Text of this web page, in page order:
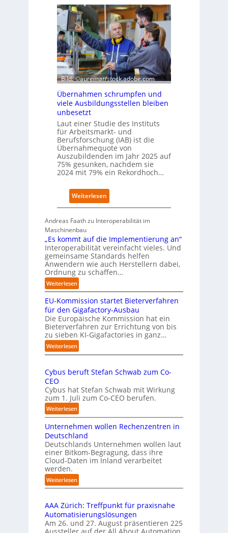
S
I
-
I
n
d
e
x
a
f
P
a
t
z
1
u
t
s
c
h
e
W
i
r
s
c
a
f
t
z
e
i
t
s
i
h
o
b
u
s
Bild: ©auremar/stock.adobe.com
Übernahmen schrumpfen und
viele Ausbildungsstellen bleiben
unbesetzt
Laut einer Studie des Instituts
für Arbeitsmarkt- und
Berufsforschung (IAB) ist die
Übernahmequote von
Auszubildenden im Jahr 2025 auf
75% gesunken, nachdem sie
2024 mit 79% ein Rekordhoch…
Weiterlesen:
Ü
e
n
a
h
m
e
c
h
r
u
e
u
n
v
i
l
e
A
b
l
d
u
Andreas Faath zu Interoperabilität im
Maschinenbau
„Es kommt auf die Implementierung an“
Interoperabilität vereinfacht vieles. Und
gemeinsame Standards helfen
Anwendern wie auch Herstellern dabei,
Ordnung zu schaffen…
Weiterlesen:
„
E
s
k
o
m
m
t
u
d
i
e
I
p
l
e
m
e
n
t
i
r
u
n
EU-Kommission startet Bieterverfahren
für den Gigafactory-Ausbau
Die Europäische Kommission hat ein
Bieterverfahren zur Errichtung von bis
zu sieben KI-Gigafactories in ganz…
Weiterlesen:
E
-
o
m
m
i
i
o
n
t
a
t
e
t
B
Cybus beruft Stefan Schwab zum Co-
CEO
Cybus hat Stefan Schwab mit Wirkung
zum 1. Juli zum Co-CEO berufen.
Weiterlesen:
C
y
b
u
s
b
r
u
t
S
t
e
Unternehmen wollen Rechenzentren in
Deutschland
Deutschlands Unternehmen wollen laut
einer Bitkom-Begragung, dass ihre
Cloud-Daten im Inland verarbeitet
werden.
Weiterlesen:
U
t
e
r
n
AAA Zürich: Treffpunkt für praxisnahe
Automatisierungslösungen
Am 26. und 27. August präsentieren 225